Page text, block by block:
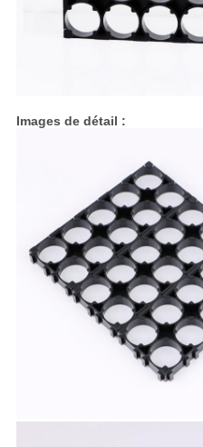
Images de détail :